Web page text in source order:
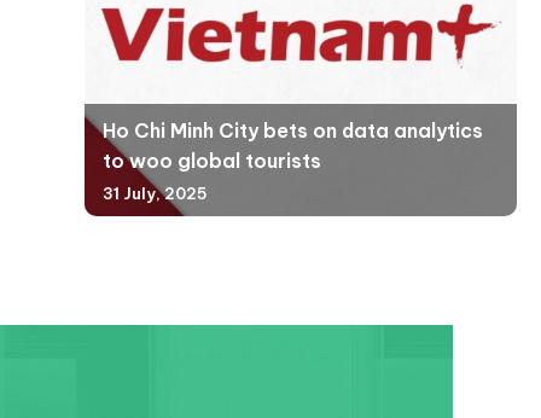
Ho Chi Minh City bets on data analytics
to woo global tourists
31 July, 2025